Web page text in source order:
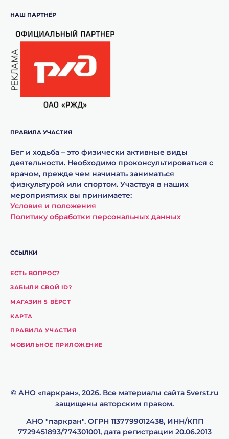
НАШ ПАРТНЁР
ССЫЛКИ
ЕСТЬ ВОПРОС?
ЗАБЫЛИ СВОЙ ID?
МАГАЗИН 5 ВЁРСТ
КАРТА
ПРАВИЛА УЧАСТИЯ
МОБИЛЬНОЕ ПРИЛОЖЕНИЕ
ПРАВИЛА УЧАСТИЯ
Бег и ходьба – это физически активные виды
деятельности. Необходимо проконсультироваться с
врачом, прежде чем начинать заниматься
физкультурой или спортом. Участвуя в наших
мероприятиях вы принимаете:
Условия и положения
Политику обработки персональных данных
© АНО «паpкpан», 2026. Все материалы сайта 5verst.ru
защищены авторским правом.
АНО "паркpан". ОГРН 1137799012438, ИНН/КПП
7729451893/774301001, дата регистрации 20.06.2013